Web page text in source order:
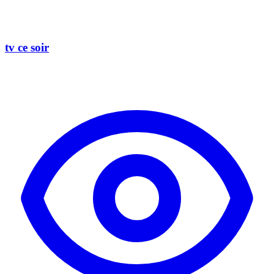
tv ce soir